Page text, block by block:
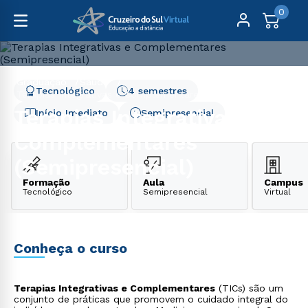
0
Terapias Integrativas e Complementares (Semipresencial)
Terapias Integrativas e
Complementares
(Semipresencial)
Início Imediato
4 semestres
Tecnológico
Semipresencial
Formação
Tecnológico
Aula
Semipresencial
Campus
Virtual
Conheça o curso
Terapias Integrativas e Complementares (TICs) são um
conjunto de práticas que promovem o cuidado integral do